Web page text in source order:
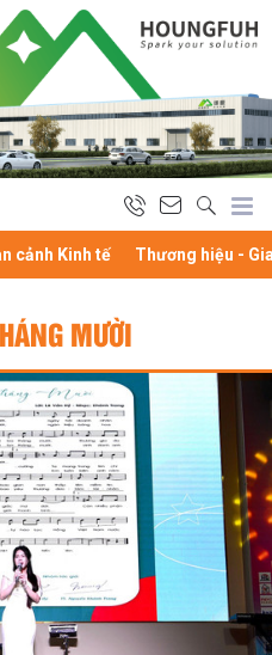
cảnh Kinh tế Thương hiệu -
MƯỜI